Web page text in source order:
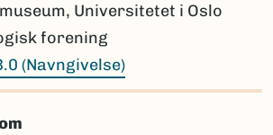
Universitetet i Oslo
forening
(Navngivelse)